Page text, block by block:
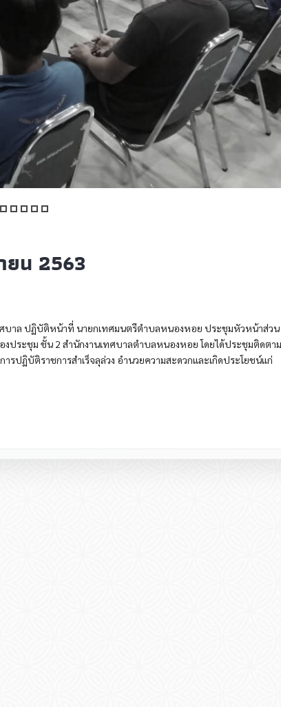
ยน 2563
ศบาล ปฏิบัติหน้าที่ นายกเทศมนตรีตำบลหนองหอย ประชุมหัวหน้าส่วน
ประชุม ชั้น 2 สำนักงานเทศบาลตำบลหนองหอย โดยได้ประชุมติดตา
รปฏิบัติราชการสำเร็จลุล่วง อำนวยความสะดวกและเกิดประโยชน์แก่